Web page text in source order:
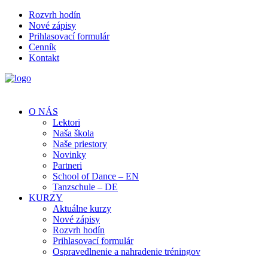
Rozvrh hodín
Nové zápisy
Prihlasovací formulár
Cenník
Kontakt
O NÁS
Lektori
Naša škola
Naše priestory
Novinky
Partneri
School of Dance – EN
Tanzschule – DE
KURZY
Aktuálne kurzy
Nové zápisy
Rozvrh hodín
Prihlasovací formulár
Ospravedlnenie a nahradenie tréningov